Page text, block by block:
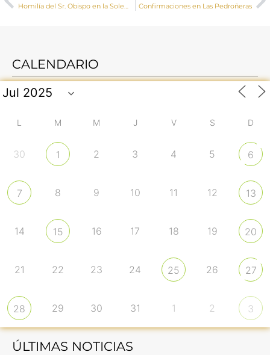
Homilía del Sr. Obispo en la Solemnidad de la Santísima Trinidad Confirmaciones en Las Pedroñeras
CALENDARIO
L M M J V S D
30 1 2 3 4 5 6
7 8 9 10 11 12 13
14 15 16 17 18 19 20
21 22 23 24 25 26 27
28 29 30 31 1 2 3
ÚLTIMAS NOTICIAS